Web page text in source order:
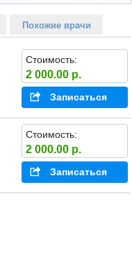
Похожие врачи
Стоимость:
2 000.00 р.
Записаться
Стоимость:
2 000.00 р.
Записаться